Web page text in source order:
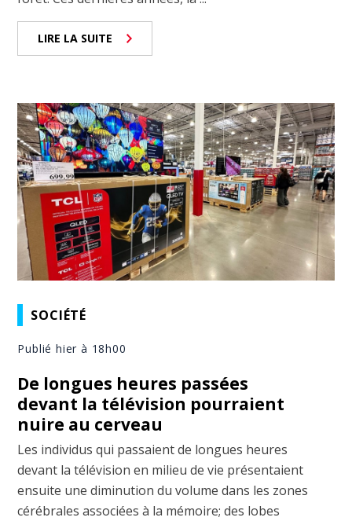
LIRE LA SUITE
SOCIÉTÉ
Publié hier à 18h00
De longues heures passées
devant la télévision pourraient
nuire au cerveau
Les individus qui passaient de longues heures
devant la télévision en milieu de vie présentaient
ensuite une diminution du volume dans les zones
cérébrales associées à la mémoire; des lobes